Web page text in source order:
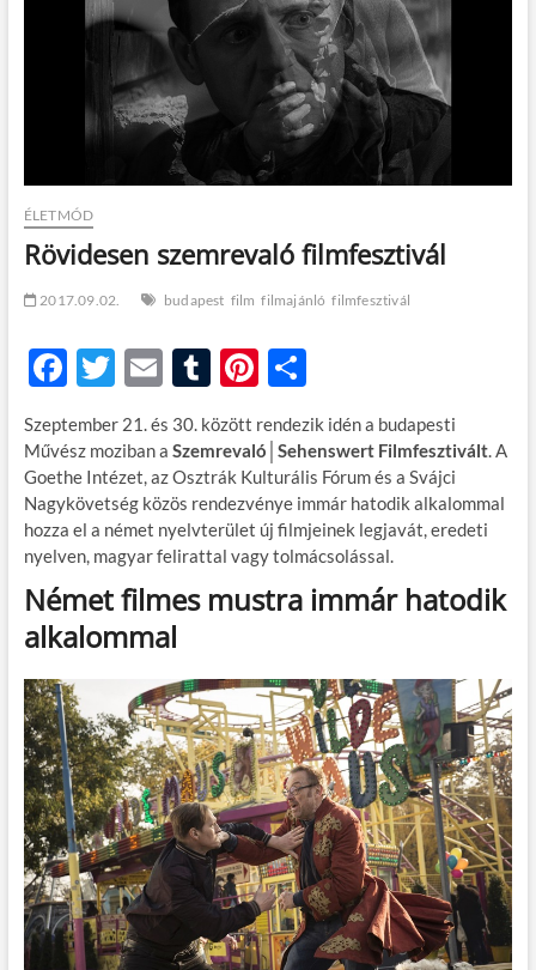
ÉLETMÓD
Rövidesen szemrevaló filmfesztivál
2017.09.02. budapest film filmajánló filmfesztivál
F
ac
e
b
o
o
k
T
w
itt
er
E
m
ail
T
u
m
bl
r
Pi
nt
er
es
t
O
ss
za
m
e
g
Szeptember 21. és 30. között rendezik idén a budapesti
Művész moziban a Szemrevaló│Sehenswert Filmfesztivált. A
Goethe Intézet, az Osztrák Kulturális Fórum és a Svájci
Nagykövetség közös rendezvénye immár hatodik alkalommal
hozza el a német nyelvterület új filmjeinek legjavát, eredeti
nyelven, magyar felirattal vagy tolmácsolással.
Német filmes mustra immár hatodik
alkalommal